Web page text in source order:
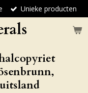
Unieke producten